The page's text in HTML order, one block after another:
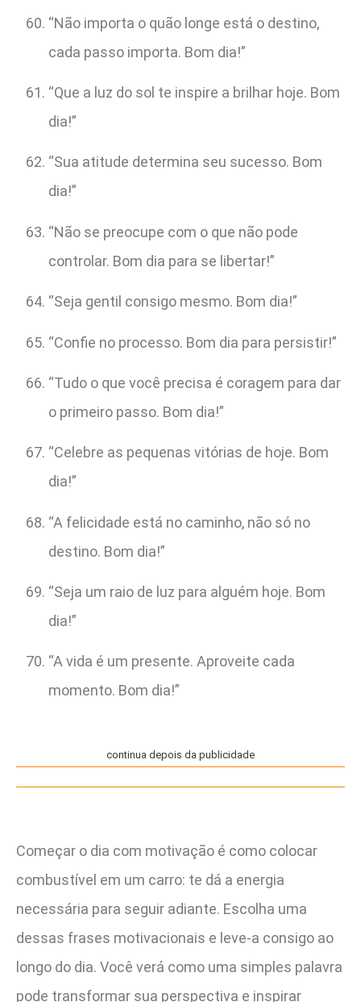
“Não importa o quão longe está o destino,
cada passo importa. Bom dia!”
“Que a luz do sol te inspire a brilhar hoje. Bom
dia!”
“Sua atitude determina seu sucesso. Bom
dia!”
“Não se preocupe com o que não pode
controlar. Bom dia para se libertar!”
“Seja gentil consigo mesmo. Bom dia!”
“Confie no processo. Bom dia para persistir!”
“Tudo o que você precisa é coragem para dar
o primeiro passo. Bom dia!”
“Celebre as pequenas vitórias de hoje. Bom
dia!”
“A felicidade está no caminho, não só no
destino. Bom dia!”
“Seja um raio de luz para alguém hoje. Bom
dia!”
“A vida é um presente. Aproveite cada
momento. Bom dia!”
continua depois da publicidade
Começar o dia com motivação é como colocar
combustível em um carro: te dá a energia
necessária para seguir adiante. Escolha uma
dessas frases motivacionais e leve-a consigo ao
longo do dia. Você verá como uma simples palavra
pode transformar sua perspectiva e inspirar